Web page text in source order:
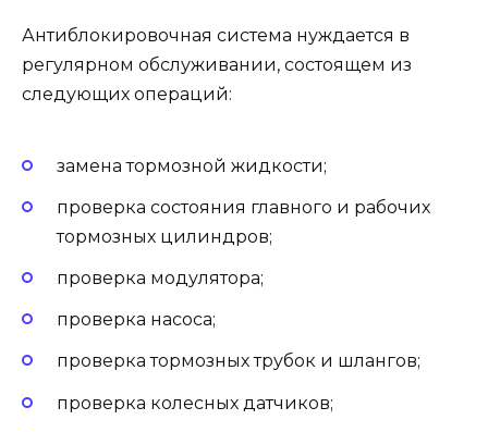
Антиблокировочная система нуждается в
регулярном обслуживании, состоящем из
следующих операций:
замена тормозной жидкости;
проверка состояния главного и рабочих
тормозных цилиндров;
проверка модулятора;
проверка насоса;
проверка тормозных трубок и шлангов;
проверка колесных датчиков;